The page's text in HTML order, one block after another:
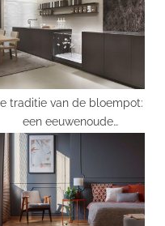
traditie van de bloempot:
een eeuwenoude
Nederlandse gewoonte